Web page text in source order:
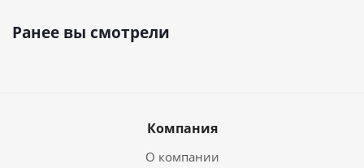
Ранее вы смотрели
Компания
О компании